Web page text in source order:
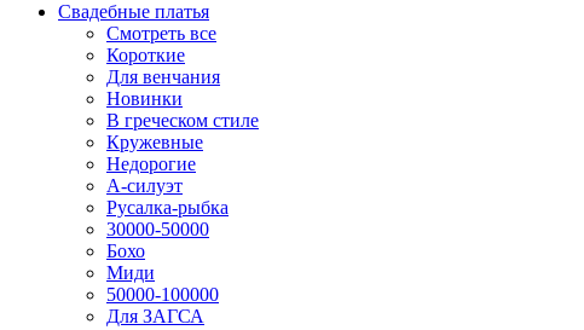
Свадебные платья
Смотреть все
Короткие
Для венчания
Новинки
В греческом стиле
Кружевные
Недорогие
А-силуэт
Русалка-рыбка
30000-50000
Бохо
Миди
50000-100000
Для ЗАГСА